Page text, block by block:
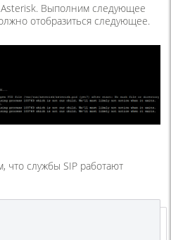
Выполним следующее
отобразиться следующее.
что службы SIP работают